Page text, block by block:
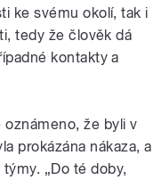
ke svému okolí, tak i
tedy že člověk dá
kontakty a
že byli v
prokázána nákaza, a
„Do té doby,